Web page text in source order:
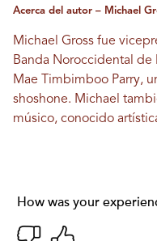
Acerca del autor – Michael
Michael Gross fue
Banda Noroccidental de
Mae Timbimboo Parry,
shoshone. Michael
músico, conocido